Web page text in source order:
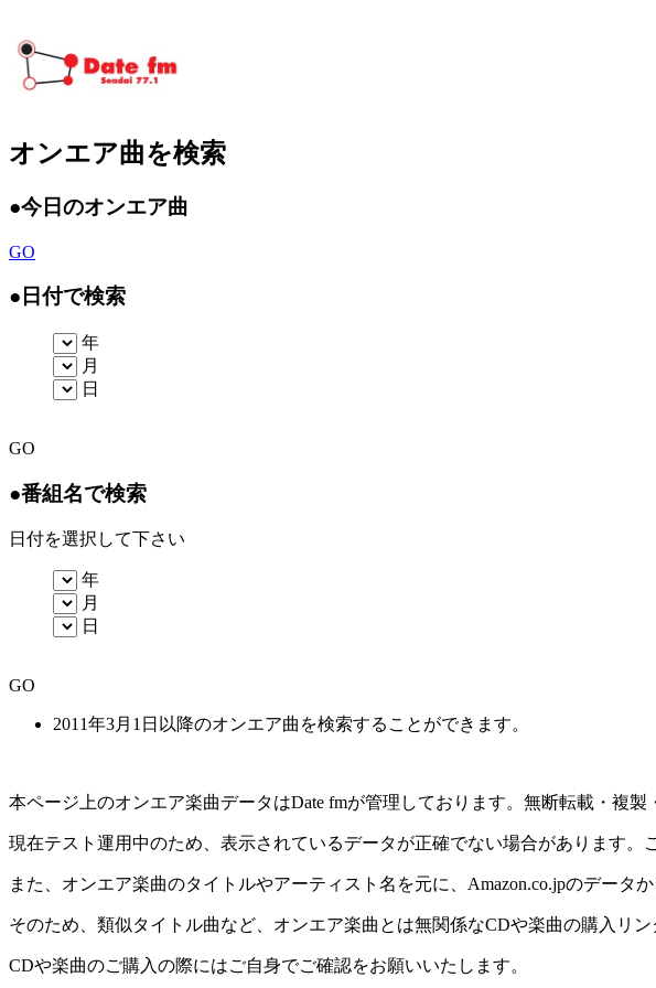
オンエア曲を検索
●今日のオンエア曲
GO
● 日付で検索
年
月
日
GO
●番組名で検索
日付を選択して下さい
年
月
日
GO
2011年3月1日以降のオンエア曲を検索することができます。
本ページ上のオンエア楽曲データはDate fmが管理しております。無断転載・複製
現在テスト運用中のため、表示されているデータが正確でない場合があります。
また、オンエア楽曲のタイトルやアーティスト名を元に、Amazon.co.jpのデータ
そのため、類似タイトル曲など、オンエア楽曲とは無関係なCDや楽曲の購入リ
CDや楽曲のご購入の際にはご自身でご確認をお願いいたします。